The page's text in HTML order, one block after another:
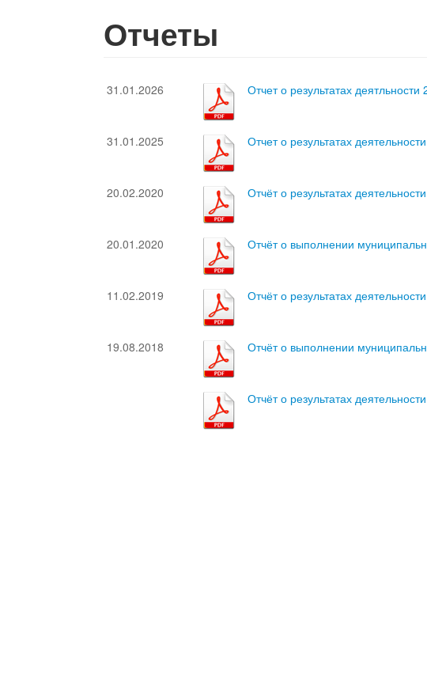
Отчеты
31.01.2026 Отчет о результатах деятльности
31.01.2025 Отчет о результатах
20.02.2020 Отчёт о результатах
20.01.2020 Отчёт о выполнении
11.02.2019 Отчёт о результатах
19.08.2018 Отчёт о выполнении
Отчёт о результатах